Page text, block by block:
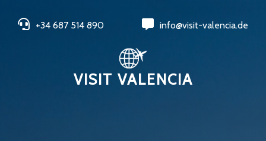
+34 687 514 890 info@visit-valencia.de
VISIT VALENCIA